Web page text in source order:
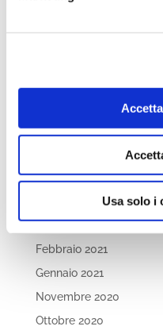
Usa solo i
Febbraio 2022
Settembre 2021
Maggio 2021
Marzo 2021
Febbraio 2021
Gennaio 2021
Novembre 2020
Ottobre 2020